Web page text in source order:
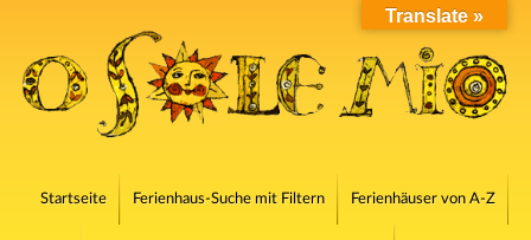
Startseite Ferienhaus-Suche mit Filtern Ferienhäuser von A-Z
Translate »